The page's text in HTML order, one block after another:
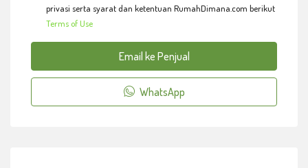
privasi serta syarat dan ketentuan RumahDimana.com berikut
Terms of Use
Email ke Penjual
WhatsApp